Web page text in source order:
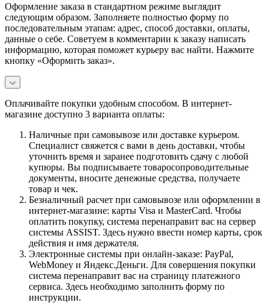
Оформление заказа в стандартном режиме выглядит
следующим образом. Заполняете полностью форму по
последовательным этапам: адрес, способ доставки, оплаты,
данные о себе. Советуем в комментарии к заказу написать
информацию, которая поможет курьеру вас найти. Нажмите
кнопку «Оформить заказ».
Оплачивайте покупки удобным способом. В интернет-
магазине доступно 3 варианта оплаты:
Наличные при самовывозе или доставке курьером.
Специалист свяжется с вами в день доставки, чтобы
уточнить время и заранее подготовить сдачу с любой
купюры. Вы подписываете товаросопроводительные
документы, вносите денежные средства, получаете
товар и чек.
Безналичный расчет при самовывозе или оформлении в
интернет-магазине: карты Visa и MasterCard. Чтобы
оплатить покупку, система перенаправит вас на сервер
системы ASSIST. Здесь нужно ввести номер карты, срок
действия и имя держателя.
Электронные системы при онлайн-заказе: PayPal,
WebMoney и Яндекс.Деньги. Для совершения покупки
система перенаправит вас на страницу платежного
сервиса. Здесь необходимо заполнить форму по
инструкции.